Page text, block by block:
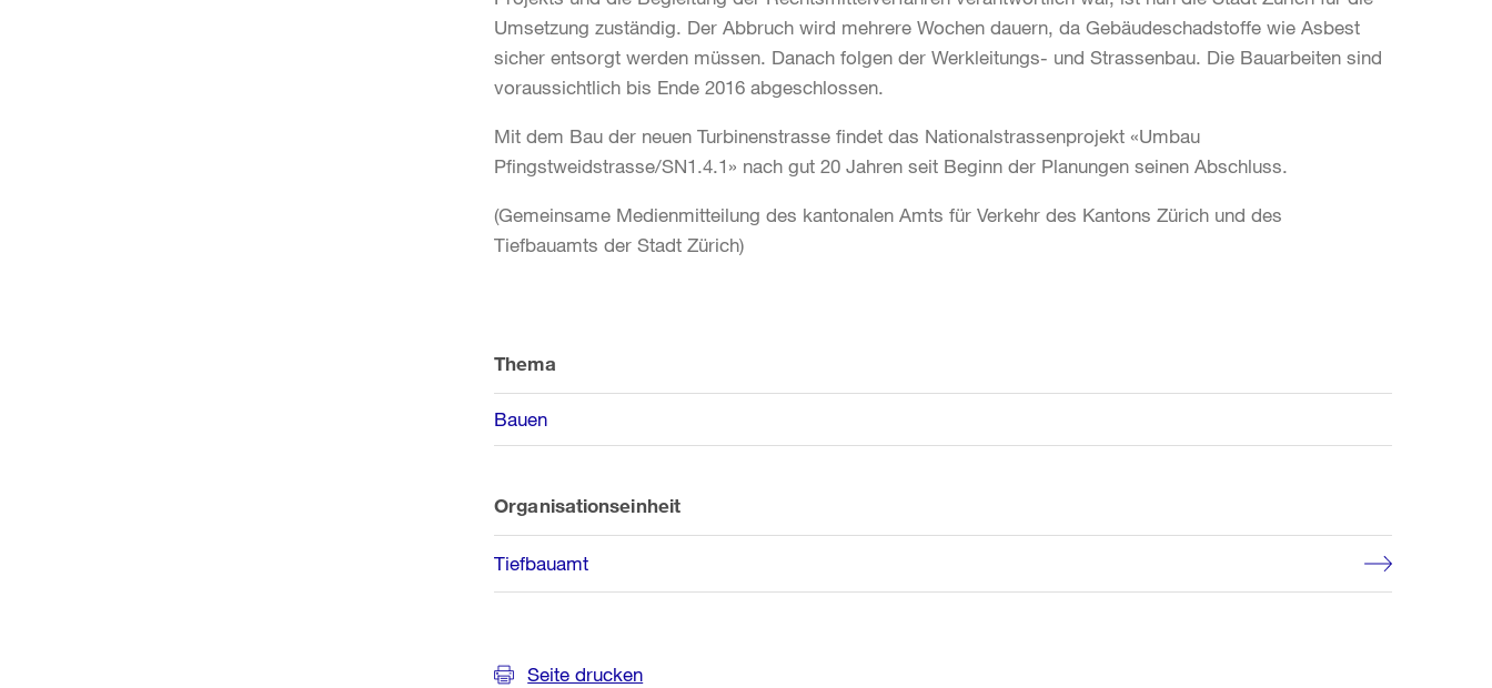
Umsetzung zuständig. Der Abbruch wird mehrere Wochen dauern, da Gebäudeschadstoffe wie Asbest
sicher entsorgt werden müssen. Danach folgen der Werkleitungs- und Strassenbau. Die Bauarbeiten sind
voraussichtlich bis Ende 2016 abgeschlossen.
Mit dem Bau der neuen Turbinenstrasse findet das Nationalstrassenprojekt «Umbau
Pfingstweidstrasse/SN1.4.1» nach gut 20 Jahren seit Beginn der Planungen seinen Abschluss.
(Gemeinsame Medienmitteilung des kantonalen Amts für Verkehr des Kantons Zürich und des
Tiefbauamts der Stadt Zürich)
Informationen
Thema
Bauen
Organisationseinheit
Tiefbauamt
Seite drucken